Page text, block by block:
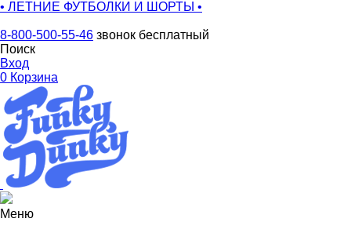
• ЛЕТНИЕ ФУТБОЛКИ И ШОРТЫ •
8-800-500-55-46 звонок бесплатный
Поиск
Вход
0 Корзина
Меню